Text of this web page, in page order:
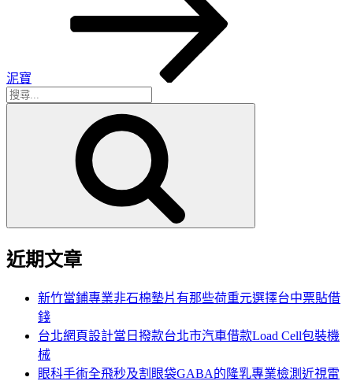
泥寶
搜
近期文章
新竹當鋪專業非石棉墊片有那些荷重元選擇台中票貼借
錢
台北網頁設計當日撥款台北市汽車借款Load Cell包裝機
械
眼科手術全飛秒及割眼袋GABA的隆乳專業檢測近視雷